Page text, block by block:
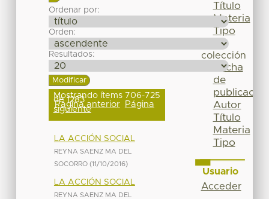
Ordenar por:
Orden:
Resultados:
Mostrando ítems 706-725
de 1283
Página anterior Página
siguiente
LA ACCIÓN SOCIAL
REYNA SAENZ MA DEL
SOCORRO (11/10/2016)
LA ACCIÓN SOCIAL
REYNA SAENZ MA DEL
Título
Materia
Tipo
colección
Fecha
de
publicación
Autor
Título
Materia
Tipo
Usuario
Acceder